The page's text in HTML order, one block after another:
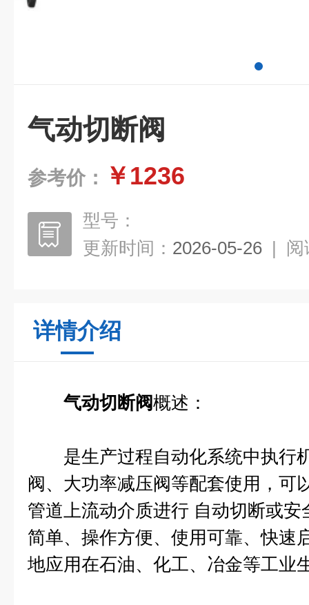
气动切断阀
参考价： ￥1236
型号：
更新时间： 2026-05-26 | 阅
详情介绍
气动切断阀概述：
是生产过程自动化系统中执行
阀、大功率减压阀等配套使用，可
管道上流动介质进行 自动切断或
简单、操作方便、使用可靠、快速
地应用在石油、化工、冶金等工业